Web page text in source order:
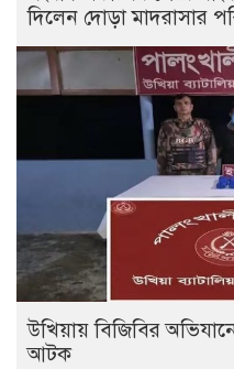
দিলেন দোড়া মাদরাসার
উখিয়ায় বিজিবির
আটক